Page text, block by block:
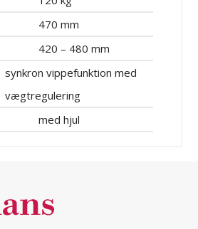
470 mm
420 – 480 mm
synkron vippefunktion med
vægtregulering
med hjul